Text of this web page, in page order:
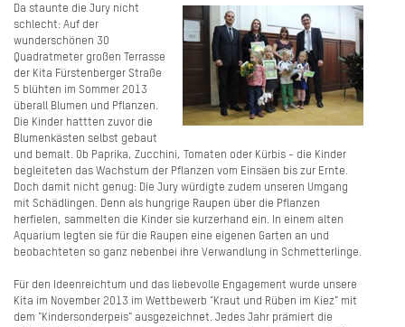
Da staunte die Jury nicht
schlecht: Auf der
wunderschönen 30
Quadratmeter großen Terrasse
der Kita Fürstenberger Straße
5 blühten im Sommer 2013
überall Blumen und Pflanzen.
Die Kinder hattten zuvor die
Blumenkästen selbst gebaut
und bemalt. Ob Paprika, Zucchini, Tomaten oder Kürbis - die Kinder
begleiteten das Wachstum der Pflanzen vom Einsäen bis zur Ernte.
Doch damit nicht genug: Die Jury würdigte zudem unseren Umgang
mit Schädlingen. Denn als hungrige Raupen über die Pflanzen
herfielen, sammelten die Kinder sie kurzerhand ein. In einem alten
Aquarium legten sie für die Raupen eine eigenen Garten an und
beobachteten so ganz nebenbei ihre Verwandlung in Schmetterlinge.
Für den Ideenreichtum und das liebevolle Engagement wurde unsere
Kita im November 2013 im Wettbewerb "Kraut und Rüben im Kiez" mit
dem "Kindersonderpeis" ausgezeichnet. Jedes Jahr prämiert die